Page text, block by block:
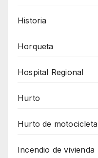
Historia
Horqueta
Hospital Regional
Hurto
Hurto de motocicleta
Incendio de vivienda